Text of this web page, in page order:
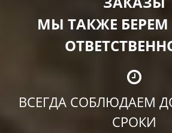
МЫ ТАКЖЕ БЕРЕМ
ВСЕГДА СОБЛЮДАЕМ
СРОКИ